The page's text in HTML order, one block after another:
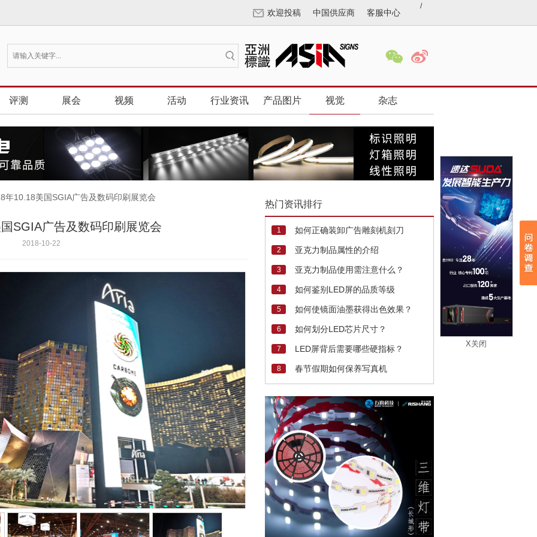
欢迎投稿 中国供应商 客服中心
/
评测 展会 视频 活动 行业资讯 产品图片 视觉 杂志
10.18美国SGIA广告及数码印刷展览会
SGIA广告及数码印刷展览会
2018-10-22
热门资讯排行
1 如何正确装卸广告雕刻机刻刀
2 亚克力制品属性的介绍
3 亚克力制品使用需注意什么？
4 如何鉴别LED屏的品质等级
5 如何使镜面油墨获得出色效果？
6 如何划分LED芯片尺寸？
7 LED屏背后需要哪些硬指标？
8 春节假期如何保养写真机
X关闭